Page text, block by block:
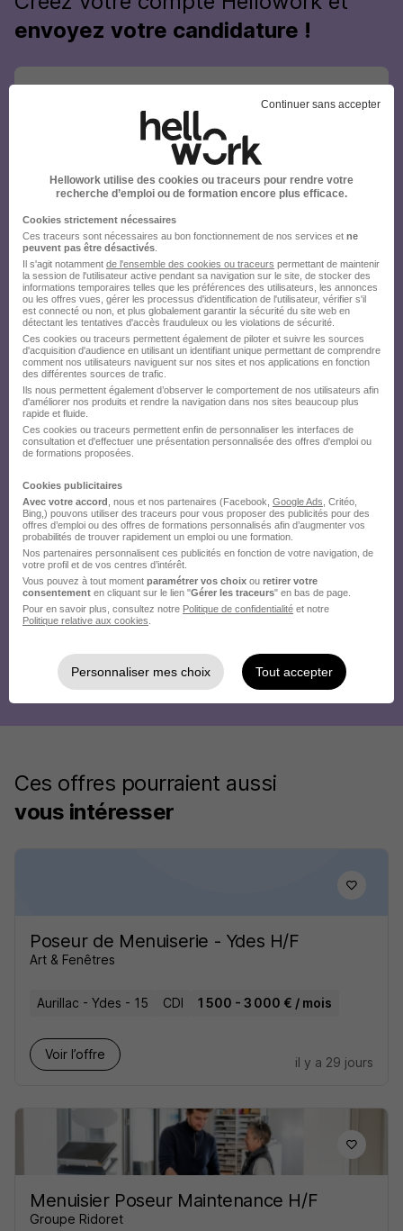
envoyez votre candidature !
Ces offres pourraient aussi
vous intéresser
Poseur de Menuiserie - Ydes H/F
Art & Fenêtres
Aurillac - Ydes - 15 CDI 1 500 - 3 000 € / mois
Voir l’offre
il y a 29 jours
Menuisier Poseur Maintenance H/F
Groupe Ridoret
Continuer sans accepter
Hellowork utilise des cookies ou traceurs pour rendre votre
recherche d’emploi ou de formation encore plus efficace.
Cookies strictement nécessaires
Ces traceurs sont nécessaires au bon fonctionnement de nos services et ne
peuvent pas être désactivés
Il s'agit notamment de l'ensemble des cookies ou traceurs permettant de maintenir
la session de l'utilisateur active pendant sa navigation sur le site, de stocker des
informations temporaires telles que les préférences des utilisateurs, les annonces
ou les offres vues, gérer les processus d'identification de l'utilisateur, vérifier s'il
est connecté ou non, et plus globalement garantir la sécurité du site web en
détectant les tentatives d'accès frauduleux ou les violations de sécurité.
Ces cookies ou traceurs permettent également de piloter et suivre les sources
d'acquisition d'audience en utilisant un identifiant unique permettant de comprendre
comment nos utilisateurs naviguent sur nos sites et nos applications en fonction
des différentes sources de trafic.
Ils nous permettent également d’observer le comportement de nos utilisateurs afin
d'améliorer nos produits et rendre la navigation dans nos sites beaucoup plus
rapide et fluide.
Ces cookies ou traceurs permettent enfin de personnaliser les interfaces de
consultation et d'effectuer une présentation personnalisée des offres d'emploi ou
de formations proposées.
Cookies publicitaires
Avec votre accord , nous et nos partenaires (Facebook, Google Ads , Critéo,
Bing,) pouvons utiliser des traceurs pour vous proposer des publicités pour des
offres d’emploi ou des offres de formations personnalisés afin d’augmenter vos
probabilités de trouver rapidement un emploi ou une formation.
Nos partenaires personnalisent ces publicités en fonction de votre navigation, de
votre profil et de vos centres d’intérêt.
Vous pouvez à tout moment paramétrer vos choix ou retirer votre
consentement en cliquant sur le lien "Gérer les traceurs" en bas de page.
Pour en savoir plus, consultez notre Politique de confidentialité et notre
Politique relative aux cookies
Personnaliser mes choix Tout accepter